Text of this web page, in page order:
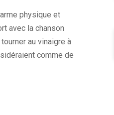
physique et
avec la chanson
au vinaigre à
comme de